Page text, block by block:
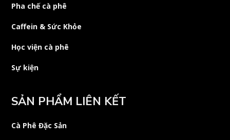
Pha chế cà phê
Caffein & Sức Khỏe
Học viện cà phê
Sự kiện
SẢN PHẨM LIÊN KẾT
Cà Phê Đặc Sản